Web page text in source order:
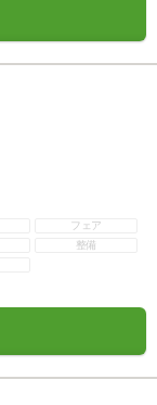
フェア
整備